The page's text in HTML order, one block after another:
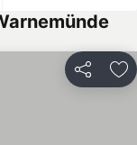
Teilen